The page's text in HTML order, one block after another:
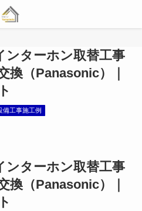
ンターホン取替工事
換（Panasonic）｜
備工事施工例
ンターホン取替工事
換（Panasonic）｜